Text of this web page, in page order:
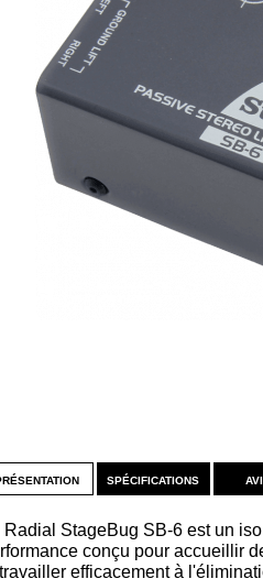
Radial StageBug SB-6 est un
conçu pour accueillir
efficacement à
spécifications